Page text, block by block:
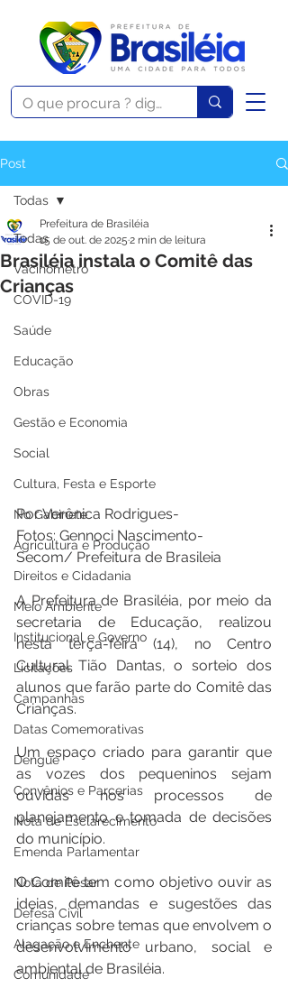
Post
Todas
Vacinômetro
COVID-19
Saúde
Educação
Obras
Gestão e Economia
Social
Cultura, Festa e Esporte
No Gabinete
Agricultura e Produção
Direitos e Cidadania
Meio Ambiente
Institucional e Governo
Licitações
Campanhas
Datas Comemorativas
Dengue
Convênios e Parcerias
Nota de Esclarecimento
Emenda Parlamentar
Nota de Pesar
Defesa Civil
Alagação e Enchente
Comunidade
Todas
Brasiléia instala o Comitê das
Crianças
Prefeitura de Brasiléia
15 de out. de 2025 2 min de leitura
Por Verônica Rodrigues-
Fotos: Gennoci Nascimento-
Secom/ Prefeitura de Brasileia
A Prefeitura de Brasiléia, por meio da
secretaria de Educação, realizou
nesta terça-feira (14), no Centro
Cultural Tião Dantas, o sorteio dos
alunos que farão parte do Comitê das
Crianças.
Um espaço criado para garantir que
as vozes dos pequeninos sejam
ouvidas nos processos de
planejamento e tomada de decisões
do município.
O Comitê tem como objetivo ouvir as
ideias, demandas e sugestões das
crianças sobre temas que envolvem o
desenvolvimento urbano, social e
ambiental de Brasiléia.